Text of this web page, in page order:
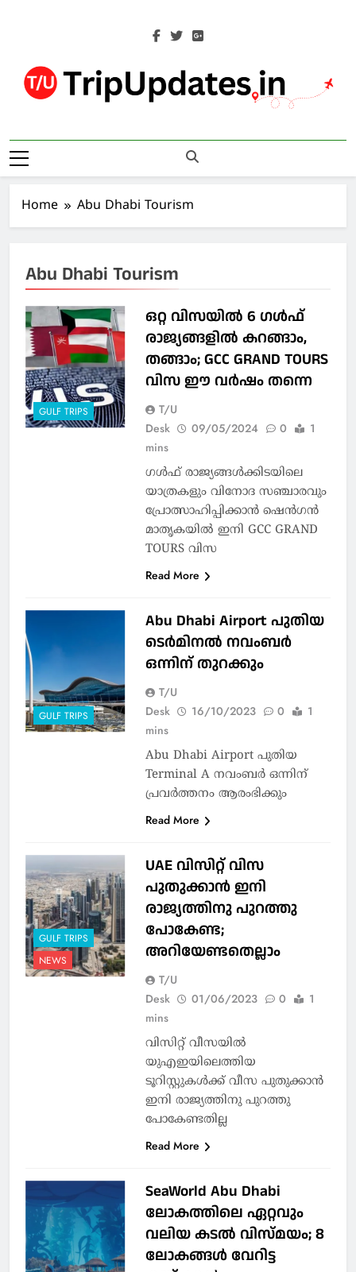
Trip Updates
Home Abu Dhabi Tourism
Abu Dhabi Tourism
GULF TRIPS
ഒറ്റ വിസയില്‍ 6 ഗള്‍ഫ്
രാജ്യങ്ങളില്‍ കറങ്ങാം,
തങ്ങാം; GCC GRAND TOURS
വിസ ഈ വര്‍ഷം തന്നെ
T/U
Desk
09/05/2024 0
1
mins
ഗള്‍ഫ് രാജ്യങ്ങള്‍ക്കിടയിലെ
യാത്രകളും വിനോദ സഞ്ചാരവും
പ്രോത്സാഹിപ്പിക്കാന്‍ ഷെന്‍ഗന്‍
മാതൃകയിൽ ഇനി GCC GRAND
TOURS വിസ
Read More
GULF TRIPS
Abu Dhabi Airport പുതിയ
ടെര്‍മിനല്‍ നവംബര്‍
ഒന്നിന് തുറക്കും
T/U
Desk
16/10/2023 0
1
mins
Abu Dhabi Airport പുതിയ
Terminal A നവംബര്‍ ഒന്നിന്
പ്രവര്‍ത്തനം ആരംഭിക്കും
Read More
GULF TRIPS
NEWS
UAE വിസിറ്റ് വിസ
പുതുക്കാന്‍ ഇനി
രാജ്യത്തിനു പുറത്തു
പോകേണ്ട;
അറിയേണ്ടതെല്ലാം
T/U
Desk
01/06/2023 0
1
mins
വിസിറ്റ് വീസയില്‍
യുഎഇയിലെത്തിയ
ടൂറിസ്റ്റുകള്‍ക്ക് വീസ പുതുക്കാന്‍
ഇനി രാജ്യത്തിനു പുറത്തു
പോകേണ്ടതില്ല
Read More
SeaWorld Abu Dhabi
ലോകത്തിലെ ഏറ്റവും
വലിയ കടൽ വിസ്മയം; 8
ലോകങ്ങൾ വേറിട്ട